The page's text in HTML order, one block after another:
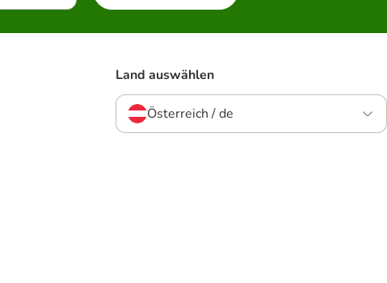
Land auswählen
Österreich / de